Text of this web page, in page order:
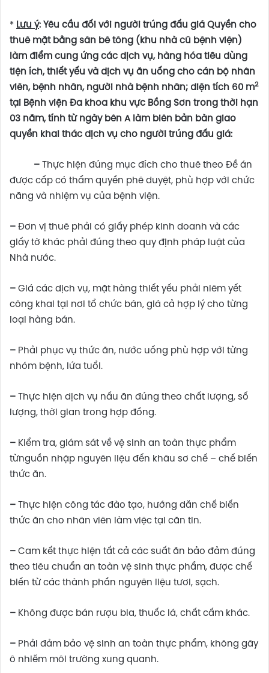
* Lưu ý: Yêu cầu đối với người trúng đấu giá Quyền cho
thuê mặt bằng sân bê tông (khu nhà cũ bệnh viện)
làm điểm cung ứng các dịch vụ, hàng hóa tiêu dùng
tiện ích, thiết yếu và dịch vụ ăn uống cho cán bộ nhân
viên, bệnh nhân, người nhà bệnh nhân; diện tích 60 m2
tại Bệnh viện Đa khoa khu vực Bồng Sơn trong thời hạn
03 năm, tính từ ngày bên A làm biên bản bàn giao
quyền khai thác dịch vụ cho người trúng đấu giá:
– Thực hiện đúng mục đích cho thuê theo Đề án
được cấp có thẩm quyền phê duyệt, phù hợp với chức
năng và nhiệm vụ của bệnh viện.
– Đơn vị thuê phải có giấy phép kinh doanh và các
giấy tờ khác phải đúng theo quy định pháp luật của
Nhà nước.
– Giá các dịch vụ, mặt hàng thiết yếu phải niêm yết
công khai tại nơi tổ chức bán, giá cả hợp lý cho từng
loại hàng bán.
– Phải phục vụ thức ăn, nước uống phù hợp với từng
nhóm bệnh, lứa tuổi.
– Thực hiện dịch vụ nấu ăn đúng theo chất lượng, số
lượng, thời gian trong hợp đồng.
– Kiểm tra, giám sát về vệ sinh an toàn thực phẩm
từnguồn nhập nguyên liệu đến khâu sơ chế – chế biến
thức ăn.
– Thực hiện công tác đào tạo, hướng dẫn chế biến
thức ăn cho nhân viên làm việc tại căn tin.
– Cam kết thực hiện tất cả các suất ăn bảo đảm đúng
theo tiêu chuẩn an toàn vệ sinh thực phẩm, được chế
biến từ các thành phần nguyên liệu tươi, sạch.
– Không được bán rượu bia, thuốc lá, chất cấm khác.
– Phải đảm bảo vệ sinh an toàn thực phẩm, không gây
ô nhiễm môi trường xung quanh.